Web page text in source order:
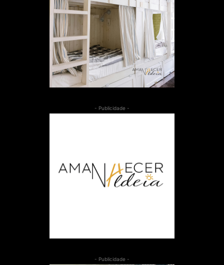
- Publicidade -
- Publicidade -